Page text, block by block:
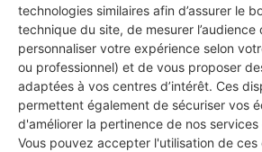
technologies similaires afin d’assurer le
technique du site, de mesurer
personnaliser votre expérience selon
ou professionnel) et de vous proposer
adaptées à vos centres d’intérêt. Ces
permettent également de sécuriser vos
d'améliorer la pertinence de nos
Vous pouvez accepter l'utilisation de ces